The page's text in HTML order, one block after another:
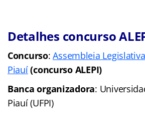
Detalhes concurso
Concurso:Assembleia
Piauí(concurso ALEPI)
Banca organizadora:
Piauí (UFPI)